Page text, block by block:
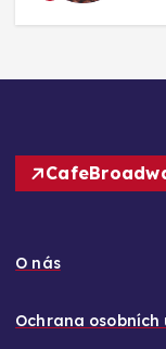
O nás
Ochrana